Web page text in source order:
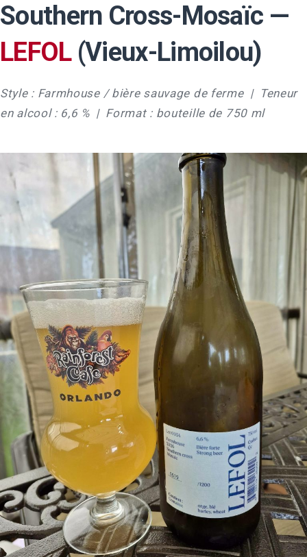
Southern Cross-Mosaïc —
LEFOL(Vieux-Limoilou)
Style : Farmhouse / bière sauvage de ferme | Teneur
en alcool : 6,6 % | Format : bouteille de 750 ml